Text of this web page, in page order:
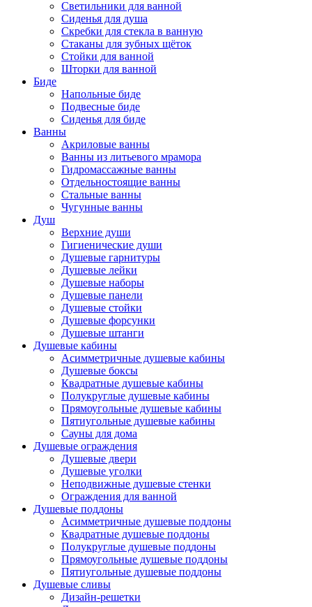
Светильники для ванной
Сиденья для душа
Скребки для стекла в ванную
Стаканы для зубных щёток
Стойки для ванной
Шторки для ванной
Биде
Напольные биде
Подвесные биде
Сиденья для биде
Ванны
Акриловые ванны
Ванны из литьевого мрамора
Гидромассажные ванны
Отдельностоящие ванны
Стальные ванны
Чугунные ванны
Душ
Верхние души
Гигиенические души
Душевые гарнитуры
Душевые лейки
Душевые наборы
Душевые панели
Душевые стойки
Душевые форсунки
Душевые штанги
Душевые кабины
Асимметричные душевые кабины
Душевые боксы
Квадратные душевые кабины
Полукруглые душевые кабины
Прямоугольные душевые кабины
Пятиугольные душевые кабины
Сауны для дома
Душевые ограждения
Душевые двери
Душевые уголки
Неподвижные душевые стенки
Ограждения для ванной
Душевые поддоны
Асимметричные душевые поддоны
Квадратные душевые поддоны
Полукруглые душевые поддоны
Прямоугольные душевые поддоны
Пятиугольные душевые поддоны
Душевые сливы
Дизайн-решетки